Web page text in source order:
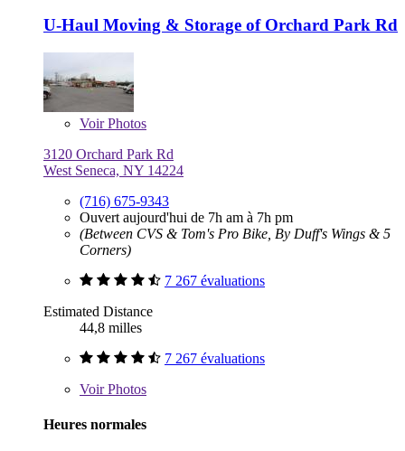
U-Haul Moving & Storage of Orchard Park Rd
VoirPhotos
3120 Orchard Park Rd
West Seneca, NY 14224
(716) 675-9343
Ouvert aujourd'hui de 7h am à 7h pm
(Between CVS & Tom's Pro Bike, By Duff's Wings & 5
Corners)
7 267 évaluations
Estimated Distance
44,8 milles
7 267 évaluations
VoirPhotos
Heures normales